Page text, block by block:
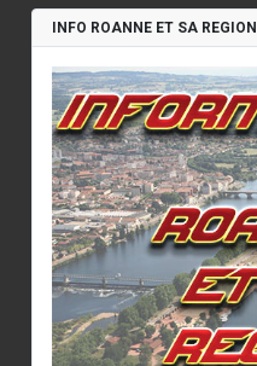
INFO ROANNE ET SA REGION